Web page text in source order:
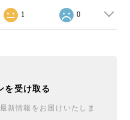
1 0
を受け取る
新情報をお届けいたしま